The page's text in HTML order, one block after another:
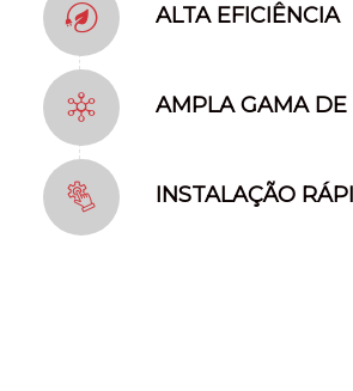
ALTA EFICIÊNCIA
AMPLA GAMA DE
INSTALAÇÃO